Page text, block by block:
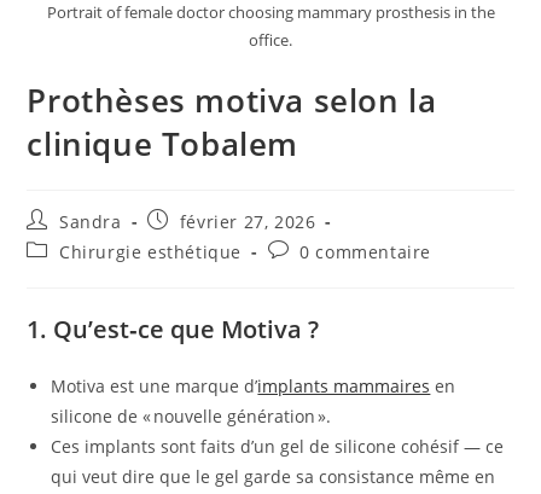
Portrait of female doctor choosing mammary prosthesis in the
office.
Prothèses motiva selon la
clinique Tobalem
Auteur/autrice
de
Sandra
Publication
publiée :
février 27, 2026
PostChirurgie esthétique
Commentaires
publication :
0 commentaire
1. Qu’est‑ce que Motiva ?
Motiva est une marque d’implants mammaires en
silicone de « nouvelle génération ».
Ces implants sont faits d’un gel de silicone cohésif — ce
qui veut dire que le gel garde sa consistance même en